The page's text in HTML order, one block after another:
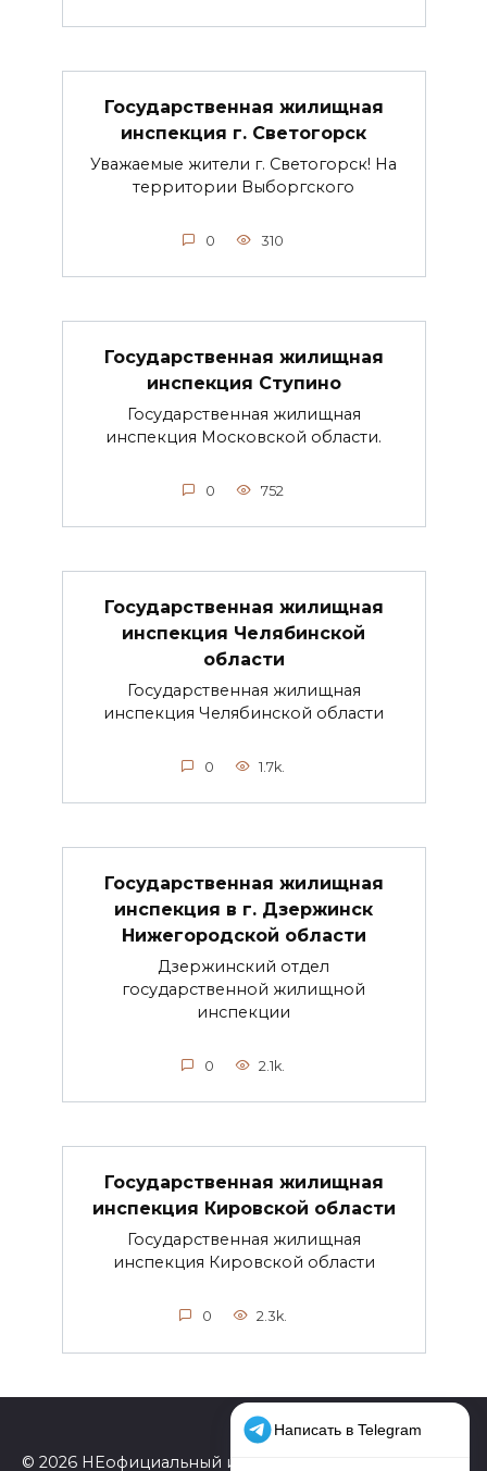
Государственная жилищная
инспекция г. Светогорск
Уважаемые жители г. Светогорск! На
территории Выборгского
0 310
Государственная жилищная
инспекция Ступино
Государственная жилищная
инспекция Московской области.
0 752
Государственная жилищная
инспекция Челябинской
области
Государственная жилищная
инспекция Челябинской области
0 1.7k.
Государственная жилищная
инспекция в г. Дзержинск
Нижегородской области
Дзержинский отдел
государственной жилищной
инспекции
0 2.1k.
Государственная жилищная
инспекция Кировской области
Государственная жилищная
инспекция Кировской области
0 2.3k.
© 2026 НЕофициальный информационный сайт,